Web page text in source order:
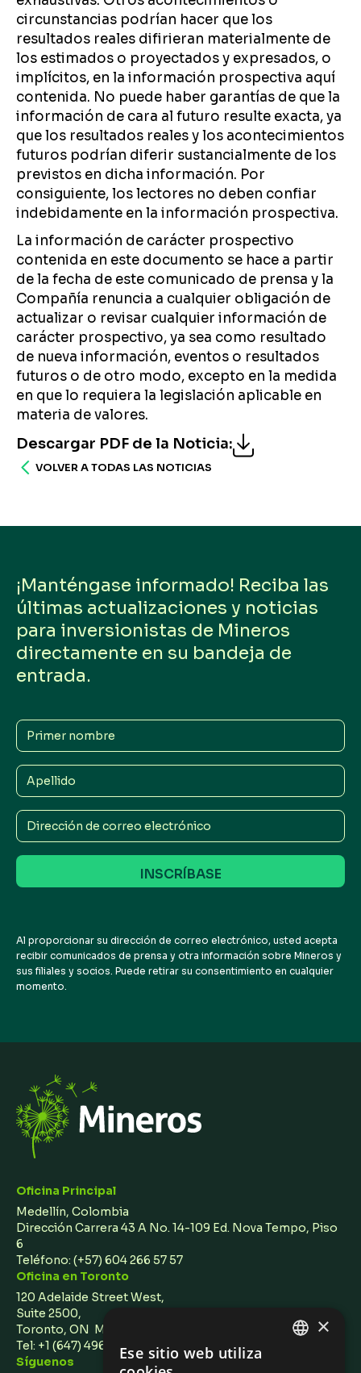
circunstancias podrían hacer que los
resultados reales difirieran materialmente de
los estimados o proyectados y expresados, o
implícitos, en la información prospectiva aquí
contenida. No puede haber garantías de que la
información de cara al futuro resulte exacta, ya
que los resultados reales y los acontecimientos
futuros podrían diferir sustancialmente de los
previstos en dicha información. Por
consiguiente, los lectores no deben confiar
indebidamente en la información prospectiva.
La información de carácter prospectivo
contenida en este documento se hace a partir
de la fecha de este comunicado de prensa y la
Compañía renuncia a cualquier obligación de
actualizar o revisar cualquier información de
carácter prospectivo, ya sea como resultado
de nueva información, eventos o resultados
futuros o de otro modo, excepto en la medida
en que lo requiera la legislación aplicable en
materia de valores.
Descargar PDF de la Noticia:
VOLVER A TODAS LAS NOTICIAS
¡Manténgase informado! Reciba las
últimas actualizaciones y noticias
para inversionistas de Mineros
directamente en su bandeja de
entrada.
Primer
nombre
Apellido
Dirección
de
correo
electrónico
Al proporcionar su dirección de correo electrónico, usted acepta
recibir comunicados de prensa y otra información sobre Mineros y
sus filiales y socios. Puede retirar su consentimiento en cualquier
momento.
Oficina Principal
Medellín, Colombia
Dirección Carrera 43 A No. 14-109 Ed. Nova Tempo, Piso
6
Teléfono: (+57) 604 266 57 57
Oficina en Toronto
120 Adelaide Street West,
Suite 2500,
Toronto, ON M5H 1T1 Canada
Tel: +1 (647) 496 3011
Síguenos
×
Ese sitio web utiliza